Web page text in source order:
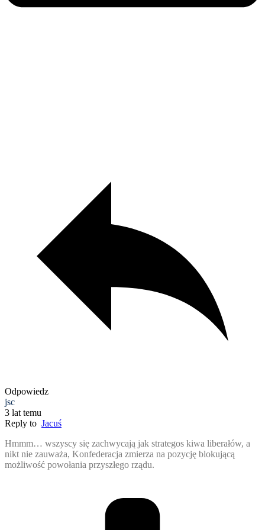
Odpowiedz
jsc
3 lat temu
Reply to Jacuś
Hmmm… wszyscy się zachwycają jak strategos kiwa liberałów, a
nikt nie zauważa, Konfederacja zmierza na pozycję blokującą
możliwość powołania przyszłego rządu.